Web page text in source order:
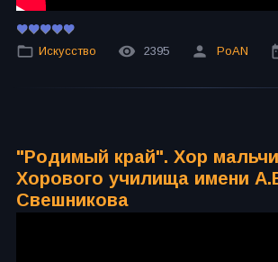
Искусство 2395 PoAN
"Родимый край". Хор
Хорового училища имени
Свешникова